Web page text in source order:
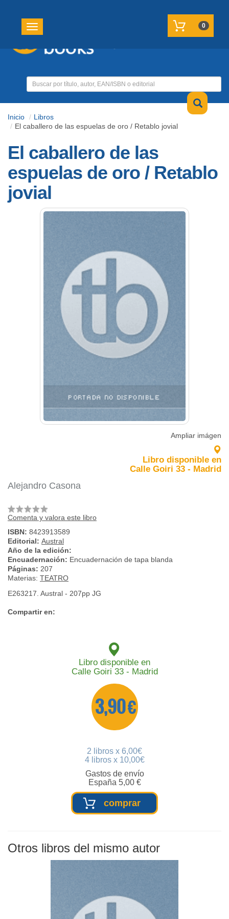
Toggle navigation 0
Inicio
Libros
El caballero de las espuelas de oro / Retablo jovial
El caballero de las
espuelas de oro / Retablo
jovial
Ampliar imágen
Libro disponible en
Calle Goiri 33 - Madrid
Alejandro Casona
Comenta y valora este libro
ISBN: 8423913589
Editorial: Austral
Año de la edición:
Encuadernación: Encuadernación de tapa blanda
Páginas: 207
Materias: TEATRO
E263217. Austral - 207pp JG
Compartir en:
Libro disponible en
Calle Goiri 33 - Madrid
3,90 €
2 libros x 6,00€
4 libros x 10,00€
Gastos de envío
España 5,00 €
comprar
Otros libros del mismo autor